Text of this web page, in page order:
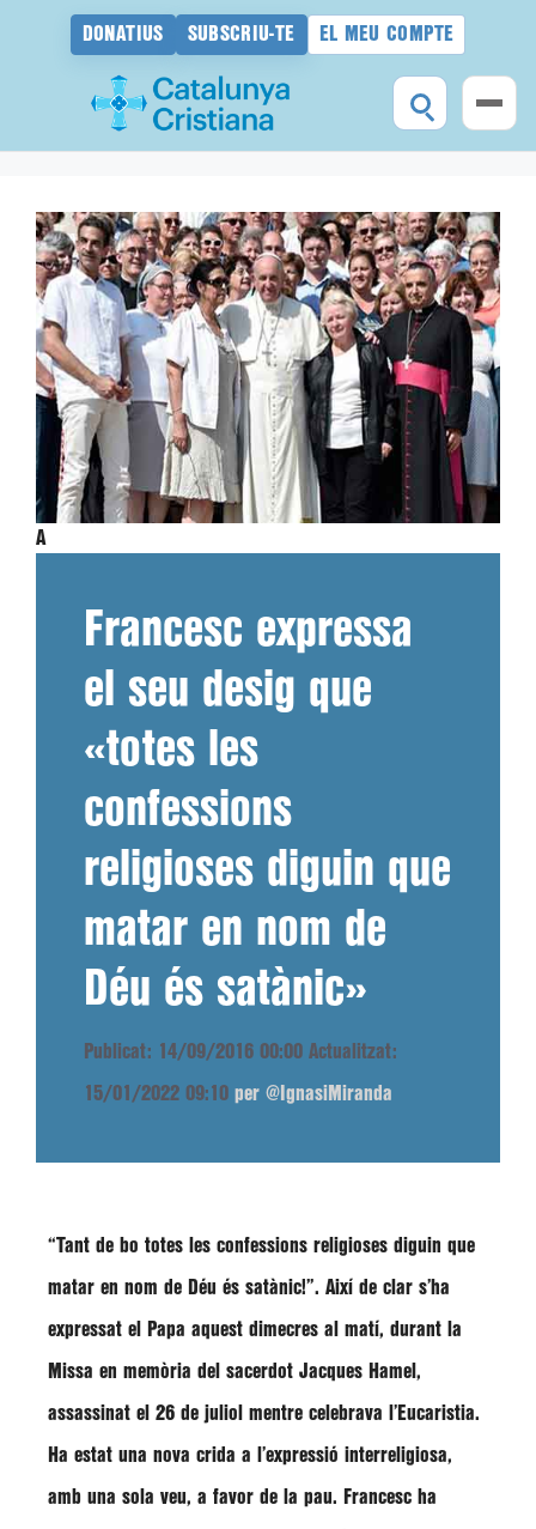
DONATIUS SUBSCRIU-TE EL MEU COMPTE
contingut
A
Francesc expressa
el seu desig que
«totes les
confessions
religioses diguin que
matar en nom de
Déu és satànic»
Publicat: 14/09/2016 00:00 Actualitzat:
15/01/2022 09:10 per @IgnasiMiranda
“Tant de bo totes les confessions religioses diguin que
matar en nom de Déu és satànic!”. Així de clar s’ha
expressat el Papa aquest dimecres al matí, durant la
Missa en memòria del sacerdot Jacques Hamel ,
assassinat el 26 de juliol mentre celebrava l’Eucaristia.
Ha estat una nova crida a l’expressió interreligiosa,
amb una sola veu, a favor de la pau. Francesc ha